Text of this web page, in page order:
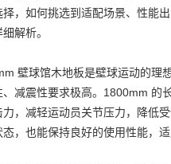
，如何挑选到适配场景、性能出
解析。
壁球馆木地板是壁球运动的理
、减震性要求极高。1800mm 的
，减轻运动员关节压力，降低受
，也能保持良好的使用性能，